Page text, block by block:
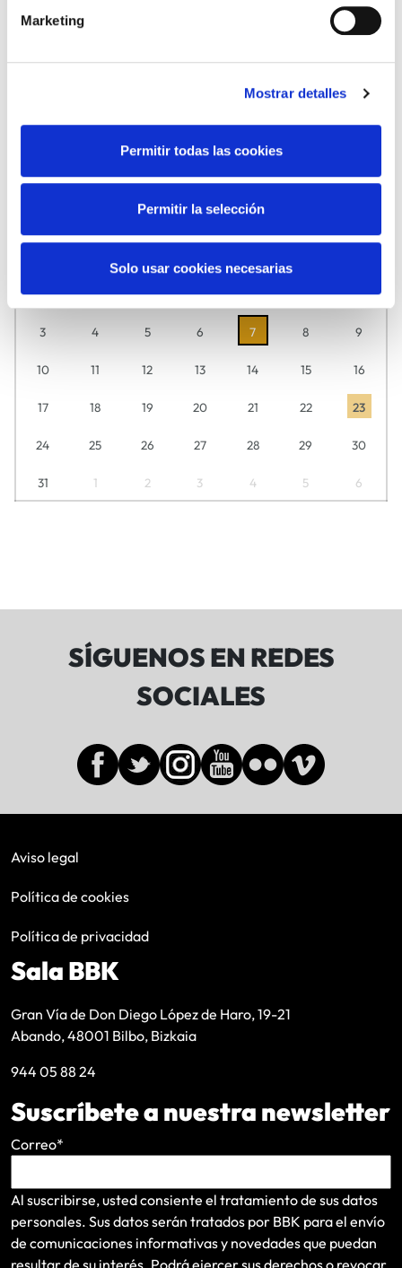
Marketing
Mostrar detalles
Permitir todas las cookies
Permitir la selección
Solo usar cookies necesarias
MÚSICA TEATRO
Agosto2026
27 28 29 30 31 1 2
3 4 5 6 7 8 9
10 11 12 13 14 15 16
17 18 19 20 21 22 23
24 25 26 27 28 29 30
31 1 2 3 4 5 6
SÍGUENOS EN REDES
SOCIALES
Aviso legal
Política de cookies
Política de privacidad
Sala BBK
Gran Vía de Don Diego López de Haro, 19-21
Abando, 48001 Bilbo, Bizkaia
944 05 88 24
Suscríbete a nuestra newsletter
Correo*
Al suscribirse, usted consiente el tratamiento de sus datos
personales. Sus datos serán tratados por BBK para el envío
de comunicaciones informativas y novedades que puedan